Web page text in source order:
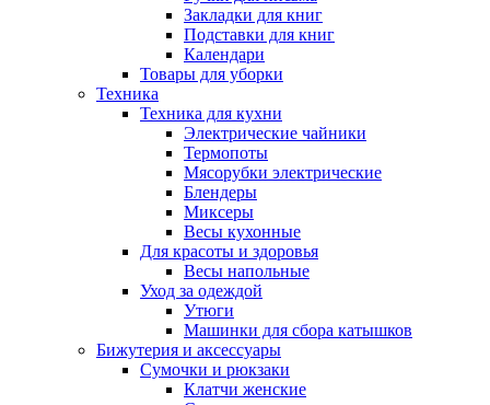
Закладки для книг
Подставки для книг
Календари
Товары для уборки
Техника
Техника для кухни
Электрические чайники
Термопоты
Мясорубки электрические
Блендеры
Миксеры
Весы кухонные
Для красоты и здоровья
Весы напольные
Уход за одеждой
Утюги
Машинки для сбора катышков
Бижутерия и аксессуары
Сумочки и рюкзаки
Клатчи женские